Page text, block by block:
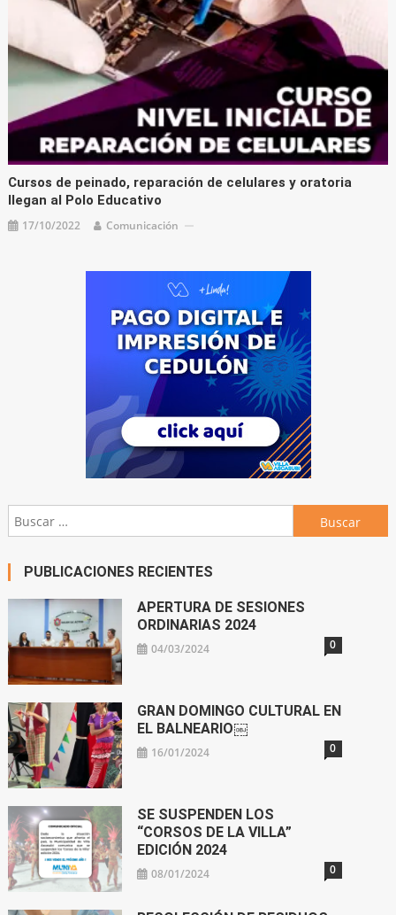
Cursos de peinado, reparación de celulares y oratoria
llegan al Polo Educativo
17/10/2022 Comunicación
Buscar:
PUBLICACIONES RECIENTES
APERTURA DE SESIONES
ORDINARIAS 2024
04/03/2024 0
GRAN DOMINGO CULTURAL EN
EL BALNEARIO￼
16/01/2024 0
SE SUSPENDEN LOS
“CORSOS DE LA VILLA”
EDICIÓN 2024
08/01/2024 0